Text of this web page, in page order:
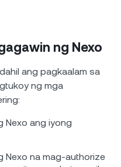
ng Nexo
ang pagkaalam sa
ng mga
Nexo ang iyong
Nexo na mag-authorize